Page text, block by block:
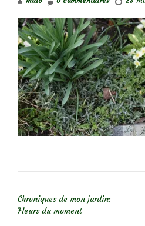
Chroniques de mon jardin:
Fleurs du moment